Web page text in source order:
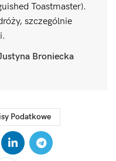
Toastmaster).
szczególnie
Broniecka
Podatkowe